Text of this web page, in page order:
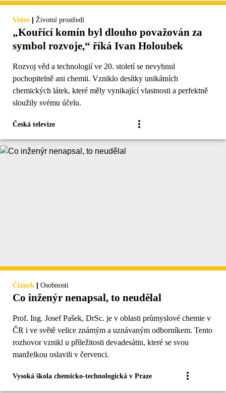
Video | Životní prostředí
„Kouřící komín byl dlouho považován za
symbol rozvoje,“ říká Ivan Holoubek
Rozvoj věd a technologií ve 20. století se nevyhnul
pochopitelně ani chemii. Vzniklo desítky unikátních
chemických látek, které měly vynikající vlastnosti a perfektně
sloužily svému účelu.
Česká televize
Článek | Osobnosti
Co inženýr nenapsal, to neudělal
Prof. Ing. Josef Pašek, DrSc. je v oblasti průmyslové chemie v
ČR i ve světě velice známým a uznávaným odborníkem. Tento
rozhovor vznikl u příležitosti devadesátin, které se svou
manželkou oslavili v červenci.
Vysoká škola chemicko-technologická v Praze